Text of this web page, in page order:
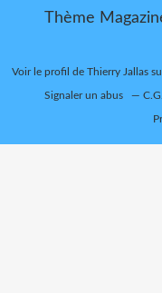
Thème
Voir le profil de Thierry Jallas
Signaler un abus